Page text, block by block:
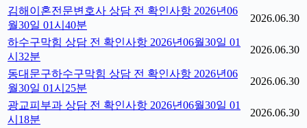
김해이혼전문변호사 상담 전 확인사항 2026년06
월30일 01시40분
2026.06.30
하수구막힘 상담 전 확인사항 2026년06월30일 01
시32분
2026.06.30
동대문구하수구막힘 상담 전 확인사항 2026년06
월30일 01시25분
2026.06.30
광교피부과 상담 전 확인사항 2026년06월30일 01
시18분
2026.06.30